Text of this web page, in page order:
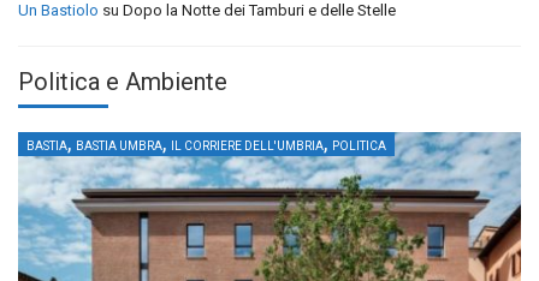
Un Bastiolo su Dopo la Notte dei Tamburi e delle Stelle
Politica e Ambiente
BASTIA, BASTIA UMBRA, IL CORRIERE DELL'UMBRIA, POLITICA